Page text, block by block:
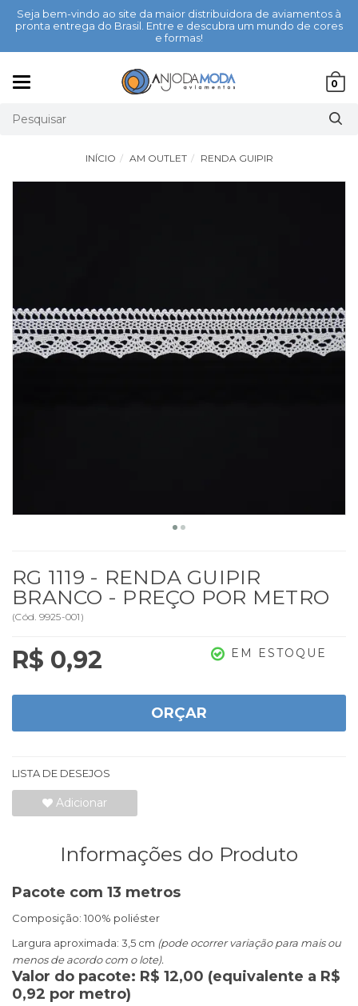
Seja bem-vindo ao site da maior distribuidora de aviamentos à
pronta entrega do Brasil. Entre e descubra um mundo de cores
e formas!
0
INÍCIO AM OUTLET RENDA GUIPIR
RG 1119 - RENDA GUIPIR
BRANCO - PREÇO POR METRO
(Cód. 9925-001 )
R$ 0,92 EM ESTOQUE
ORÇAR
LISTA DE DESEJOS
Adicionar
Informações do Produto
Pacote com 13 metros
Composição: 100% poliéster
Largura aproximada: 3,5 cm (pode ocorrer variação para mais ou
menos de acordo com o lote).
Valor do pacote: R$ 12,00 (equivalente a R$
0,92 por metro)